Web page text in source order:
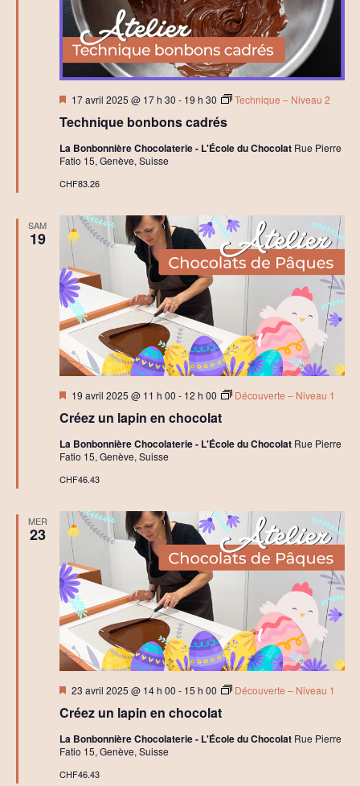
r
c
h
e
a
v
i
g
a
t
o
d
e
v
u
e
s
É
v
o
d
u
e
s
É
è
n
n
t
Technique bonbons cadrés
Mis
avant
17 avril 2025 @ 17 h 30 - 19 h 30 Technique – Niveau 2
La Bonbonnière Chocolaterie - L'École du Chocolat Rue Pierre
Fatio 15, Genève, Suisse
CHF83.26
SAM
19
Créez un lapin en chocolat
Mis
avant
19 avril 2025 @ 11 h 00 - 12 h 00 Découverte – Niveau 1
La Bonbonnière Chocolaterie - L'École du Chocolat Rue Pierre
Fatio 15, Genève, Suisse
CHF46.43
MER
23
Créez un lapin en chocolat
Mis
avant
23 avril 2025 @ 14 h 00 - 15 h 00 Découverte – Niveau 1
La Bonbonnière Chocolaterie - L'École du Chocolat Rue Pierre
Fatio 15, Genève, Suisse
CHF46.43